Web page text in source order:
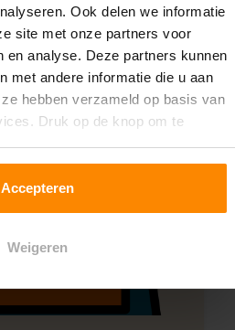
Ook delen we informatie
site met onze partners voor
en analyse. Deze partners kunnen
met andere informatie die u aan
hebben verzameld op basis van
Druk op de knop om te
Accepteren
Weigeren